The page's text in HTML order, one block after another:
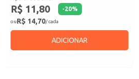
R$ 11,80 -20%
ouR$ 14,70/ cada
ADICIONAR